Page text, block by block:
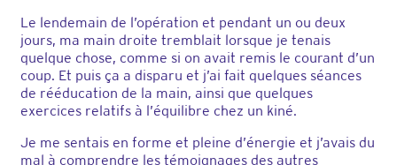
Le lendemain de l’opération et pendant un ou deux
jours, ma main droite tremblait lorsque je tenais
quelque chose, comme si on avait remis le courant d’un
coup. Et puis ça a disparu et j’ai fait quelques séances
de rééducation de la main, ainsi que quelques
exercices relatifs à l’équilibre chez un kiné.
Je me sentais en forme et pleine d’énergie et j’avais du
mal à comprendre les témoignages des autres